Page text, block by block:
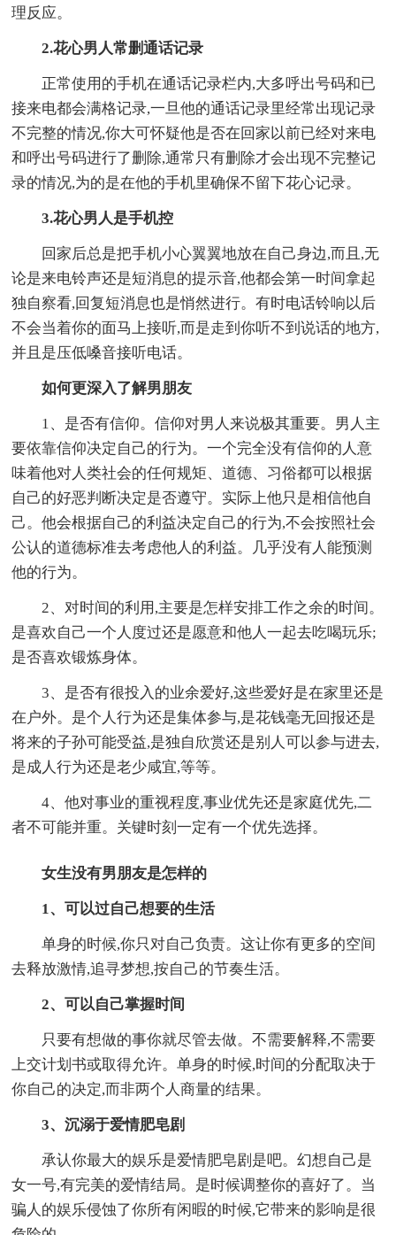
理反应。
2.花心男人常删通话记录
正常使用的手机在通话记录栏内,大多呼出号码和已
接来电都会满格记录,一旦他的通话记录里经常出现记录
不完整的情况,你大可怀疑他是否在回家以前已经对来电
和呼出号码进行了删除,通常只有删除才会出现不完整记
录的情况,为的是在他的手机里确保不留下花心记录。
3.花心男人是手机控
回家后总是把手机小心翼翼地放在自己身边,而且,无
论是来电铃声还是短消息的提示音,他都会第一时间拿起
独自察看,回复短消息也是悄然进行。有时电话铃响以后
不会当着你的面马上接听,而是走到你听不到说话的地方,
并且是压低嗓音接听电话。
如何更深入了解男朋友
1、是否有信仰。信仰对男人来说极其重要。男人主
要依靠信仰决定自己的行为。一个完全没有信仰的人意
味着他对人类社会的任何规矩、道德、习俗都可以根据
自己的好恶判断决定是否遵守。实际上他只是相信他自
己。他会根据自己的利益决定自己的行为,不会按照社会
公认的道德标准去考虑他人的利益。几乎没有人能预测
他的行为。
2、对时间的利用,主要是怎样安排工作之余的时间。
是喜欢自己一个人度过还是愿意和他人一起去吃喝玩乐;
是否喜欢锻炼身体。
3、是否有很投入的业余爱好,这些爱好是在家里还是
在户外。是个人行为还是集体参与,是花钱毫无回报还是
将来的子孙可能受益,是独自欣赏还是别人可以参与进去,
是成人行为还是老少咸宜,等等。
4、他对事业的重视程度,事业优先还是家庭优先,二
者不可能并重。关键时刻一定有一个优先选择。
女生没有男朋友是怎样的
1、可以过自己想要的生活
单身的时候,你只对自己负责。这让你有更多的空间
去释放激情,追寻梦想,按自己的节奏生活。
2、可以自己掌握时间
只要有想做的事你就尽管去做。不需要解释,不需要
上交计划书或取得允许。单身的时候,时间的分配取决于
你自己的决定,而非两个人商量的结果。
3、沉溺于爱情肥皂剧
承认你最大的娱乐是爱情肥皂剧是吧。幻想自己是
女一号,有完美的爱情结局。是时候调整你的喜好了。当
骗人的娱乐侵蚀了你所有闲暇的时候,它带来的影响是很